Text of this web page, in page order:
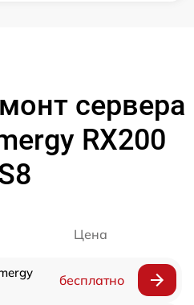
сервера
RX200
Цена
бесплатно